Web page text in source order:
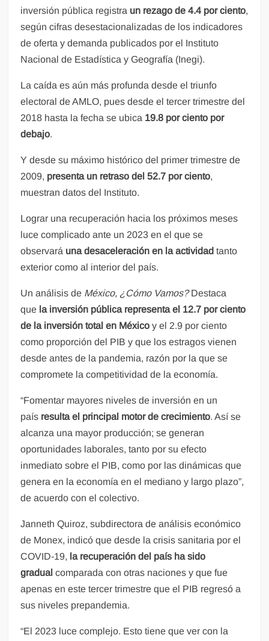
inversión pública registra un rezago de 4.4 por ciento,
según cifras desestacionalizadas de los indicadores
de oferta y demanda publicados por el Instituto
Nacional de Estadística y Geografía (Inegi).
La caída es aún más profunda desde el triunfo
electoral de AMLO, pues desde el tercer trimestre del
2018 hasta la fecha se ubica 19.8 por ciento por
debajo.
Y desde su máximo histórico del primer trimestre de
2009, presenta un retraso del 52.7 por ciento,
muestran datos del Instituto.
Lograr una recuperación hacia los próximos meses
luce complicado ante un 2023 en el que se
observará una desaceleración en la actividad tanto
exterior como al interior del país.
Un análisis de México, ¿Cómo Vamos?Destaca
que la inversión pública representa el 12.7 por ciento
de la inversión total en México y el 2.9 por ciento
como proporción del PIB y que los estragos vienen
desde antes de la pandemia, razón por la que se
compromete la competitividad de la economía.
“Fomentar mayores niveles de inversión en un
país resulta el principal motor de crecimiento. Así se
alcanza una mayor producción; se generan
oportunidades laborales, tanto por su efecto
inmediato sobre el PIB, como por las dinámicas que
genera en la economía en el mediano y largo plazo”,
de acuerdo con el colectivo.
Janneth Quiroz, subdirectora de análisis económico
de Monex, indicó que desde la crisis sanitaria por el
COVID-19, la recuperación del país ha sido
gradual comparada con otras naciones y que fue
apenas en este tercer trimestre que el PIB regresó a
sus niveles prepandemia.
“El 2023 luce complejo. Esto tiene que ver con la